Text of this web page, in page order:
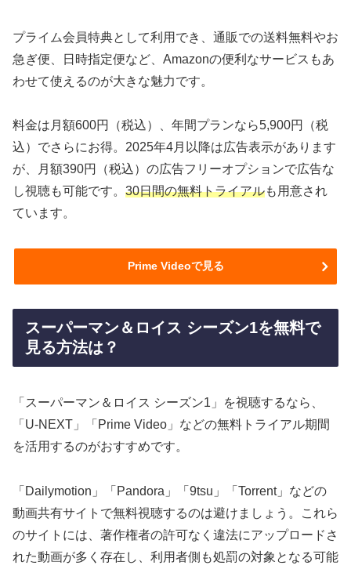
プライム会員特典として利用でき、通販での送料無料やお
急ぎ便、日時指定便など、Amazonの便利なサービスもあ
わせて使えるのが大きな魅力です。
料金は月額600円（税込）、年間プランなら5,900円（税
込）でさらにお得。2025年4月以降は広告表示があります
が、月額390円（税込）の広告フリーオプションで広告な
し視聴も可能です。 30日間の無料トライアルも用意され
ています。
Prime Videoで見る
スーパーマン＆ロイス シーズン1を無料で
見る方法は？
「スーパーマン＆ロイス シーズン1」を視聴するなら、
「U-NEXT」「Prime Video」などの無料トライアル期間
を活用するのがおすすめです。
「Dailymotion」「Pandora」「9tsu」「Torrent」などの
動画共有サイトで無料視聴するのは避けましょう。これら
のサイトには、著作権者の許可なく違法にアップロードさ
れた動画が多く存在し、利用者側も処罰の対象となる可能